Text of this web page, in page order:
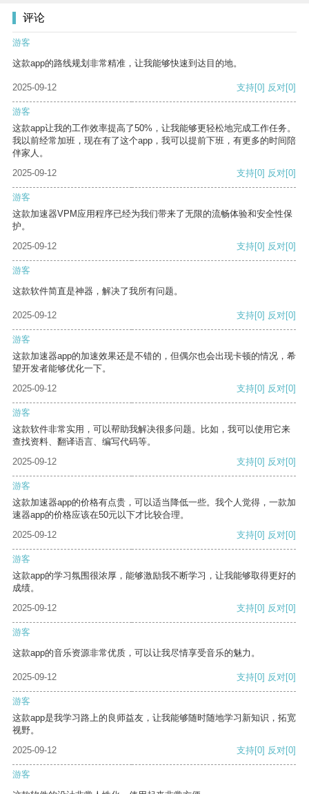
评论
游客
这款app的路线规划非常精准，让我能够快速到达目的地。
2025-09-12 支持[0] 反对[0]
游客
这款app让我的工作效率提高了50%，让我能够更轻松地完成工作任务。
我以前经常加班，现在有了这个app，我可以提前下班，有更多的时间陪
伴家人。
2025-09-12
支持[0] 反对[0]
游客
这款加速器VPM应用程序已经为我们带来了无限的流畅体验和安全性保
护。
2025-09-12
支持[0] 反对[0]
游客
这款软件简直是神器，解决了我所有问题。
2025-09-12 支持[0] 反对[0]
游客
这款加速器app的加速效果还是不错的，但偶尔也会出现卡顿的情况，希
望开发者能够优化一下。
2025-09-12
支持[0] 反对[0]
游客
这款软件非常实用，可以帮助我解决很多问题。比如，我可以使用它来
查找资料、翻译语言、编写代码等。
2025-09-12
支持[0] 反对[0]
游客
这款加速器app的价格有点贵，可以适当降低一些。我个人觉得，一款加
速器app的价格应该在50元以下才比较合理。
2025-09-12
支持[0] 反对[0]
游客
这款app的学习氛围很浓厚，能够激励我不断学习，让我能够取得更好的
成绩。
2025-09-12
支持[0] 反对[0]
游客
这款app的音乐资源非常优质，可以让我尽情享受音乐的魅力。
2025-09-12 支持[0] 反对[0]
游客
这款app是我学习路上的良师益友，让我能够随时随地学习新知识，拓宽
视野。
2025-09-12
支持[0] 反对[0]
游客